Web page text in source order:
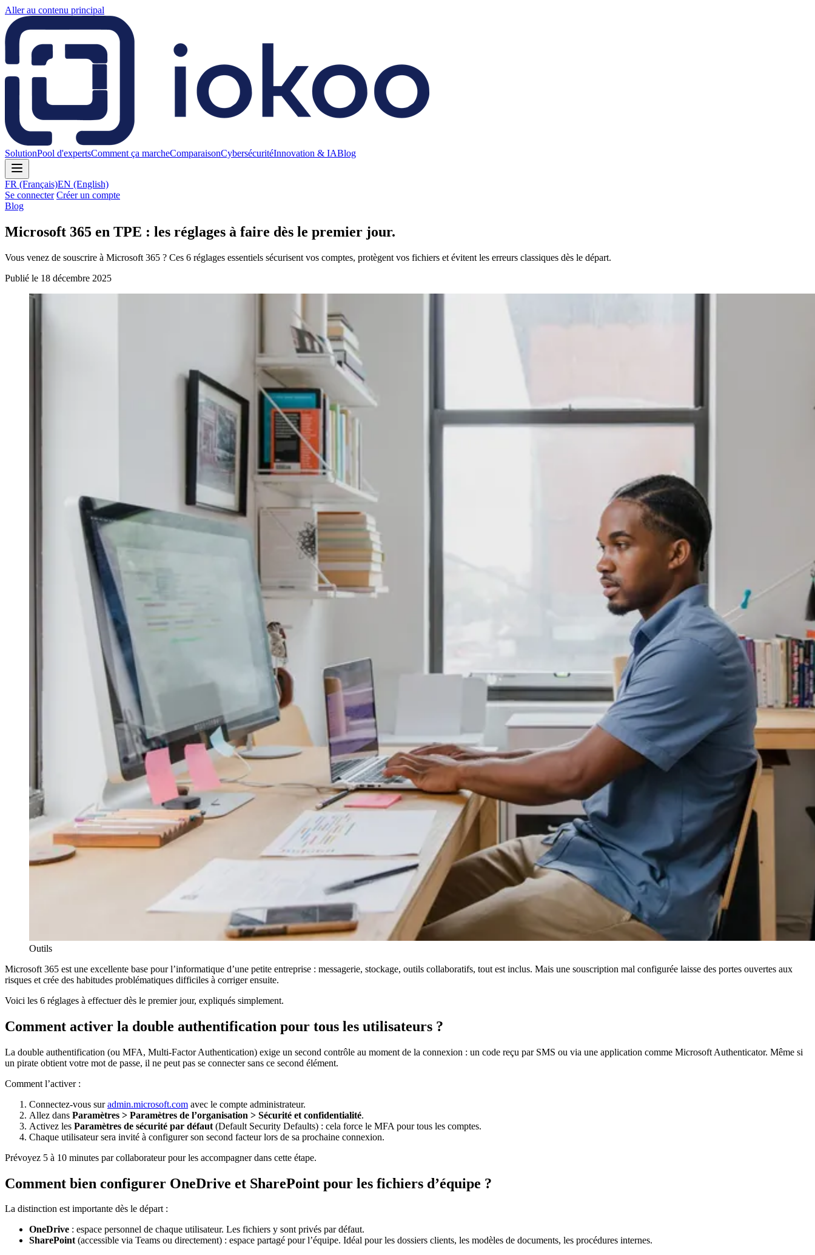
Aller au contenu principal
SolutionPool d'expertsComment ça marcheComparaisonCybersécuritéInnovation & IABlog
FR (Français)EN (English)
Se connecter Créer un compte
Blog
Microsoft 365 en TPE : les réglages à faire dès le premier jour.
Vous venez de souscrire à Microsoft 365 ? Ces 6 réglages essentiels sécurisent vos comptes, protègent vos fichiers et évitent les erreurs classiques dès le départ.
Publié le 18 décembre 2025
Outils
Microsoft 365 est une excellente base pour l’informatique d’une petite entreprise : messagerie, stockage, outils collaboratifs, tout est inclus. Mais une souscription mal configurée laisse des portes ouvertes aux
risques et crée des habitudes problématiques difficiles à corriger ensuite.
Voici les 6 réglages à effectuer dès le premier jour, expliqués simplement.
Comment activer la double authentification pour tous les utilisateurs ?
La double authentification (ou MFA, Multi-Factor Authentication) exige un second contrôle au moment de la connexion : un code reçu par SMS ou via une application comme Microsoft Authenticator. Même si
un pirate obtient votre mot de passe, il ne peut pas se connecter sans ce second élément.
Comment l’activer :
Connectez-vous suradmin.microsoft.com avec le compte administrateur.
Allez dans Paramètres > Paramètres de l’organisation > Sécurité et confidentialité.
Activez les Paramètres de sécurité par défaut (Default Security Defaults) : cela force le MFA pour tous les comptes.
Chaque utilisateur sera invité à configurer son second facteur lors de sa prochaine connexion.
Prévoyez 5 à 10 minutes par collaborateur pour les accompagner dans cette étape.
Comment bien configurer OneDrive et SharePoint pour les fichiers d’équipe ?
La distinction est importante dès le départ :
OneDrive : espace personnel de chaque utilisateur. Les fichiers y sont privés par défaut.
SharePoint(accessible via Teams ou directement) : espace partagé pour l’équipe. Idéal pour les dossiers clients, les modèles de documents, les procédures internes.